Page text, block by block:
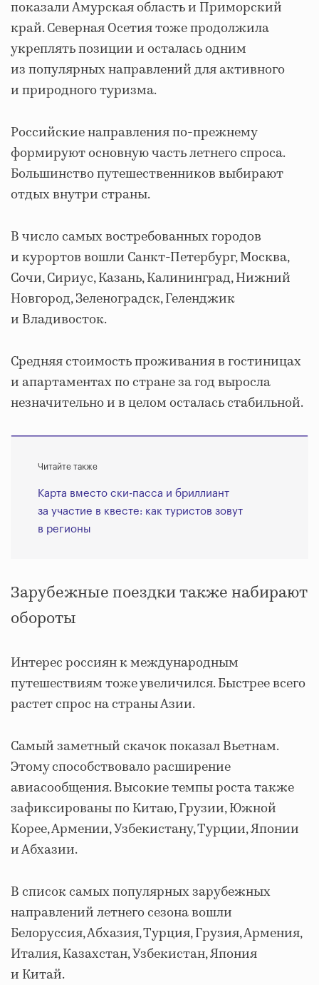
показали Амурская область и Приморский
край. Северная Осетия тоже продолжила
укреплять позиции и осталась одним
из популярных направлений для активного
и природного туризма.
Российские направления по-прежнему
формируют основную часть летнего спроса.
Большинство путешественников выбирают
отдых внутри страны.
В число самых востребованных городов
и курортов вошли Санкт-Петербург, Москва,
Сочи, Сириус, Казань, Калининград, Нижний
Новгород, Зеленоградск, Геленджик
и Владивосток.
Средняя стоимость проживания в гостиницах
и апартаментах по стране за год выросла
незначительно и в целом осталась стабильной.
Читайте также
Карта вместо ски-пасса и бриллиант
за участие в квесте: как туристов зовут
в регионы
Зарубежные поездки также набирают
обороты
Интерес россиян к международным
путешествиям тоже увеличился. Быстрее всего
растет спрос на страны Азии.
Самый заметный скачок показал Вьетнам.
Этому способствовало расширение
авиасообщения. Высокие темпы роста также
зафиксированы по Китаю, Грузии, Южной
Корее, Армении, Узбекистану, Турции, Японии
и Абхазии.
В список самых популярных зарубежных
направлений летнего сезона вошли
Белоруссия, Абхазия, Турция, Грузия, Армения,
Италия, Казахстан, Узбекистан, Япония
и Китай.